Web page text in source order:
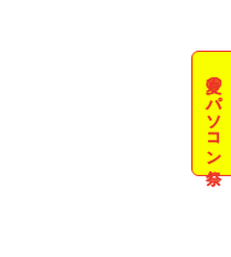
夏のパソコン祭